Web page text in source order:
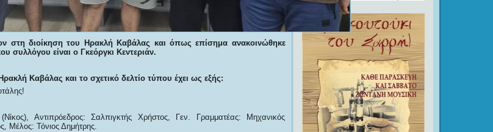
στη διοίκηση του Ηρακλή Καβάλας και όπως επίσημα ανακοινώθηκε
συλλόγου είναι ο Γκεόργκι Κεντεριάν.
Καβάλας και το σχετικό δελτίο τύπου έχει ως εξής:
Αντιπρόεδρος: Σαλπιγκτής Χρήστος, Γεν. Γραμματέας: Μηχανικός
Μέλος: Τόνιος Δημήτρης.